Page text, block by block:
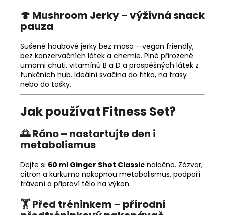
🍄 Mushroom Jerky – výživná snack
pauza
Sušené houbové jerky bez masa – vegan friendly,
bez konzervačních látek a chemie. Plné přirozené
umami chuti, vitamínů B a D a prospěšných látek z
funkčních hub. Ideální svačina do fitka, na trasy
nebo do tašky.
Jak používat Fitness Set?
🌅 Ráno – nastartujte den i
metabolismus
Dejte si 60 ml Ginger Shot Classic nalačno. Zázvor,
citron a kurkuma nakopnou metabolismus, podpoří
trávení a připraví tělo na výkon.
🏋️ Před tréninkem – přírodní